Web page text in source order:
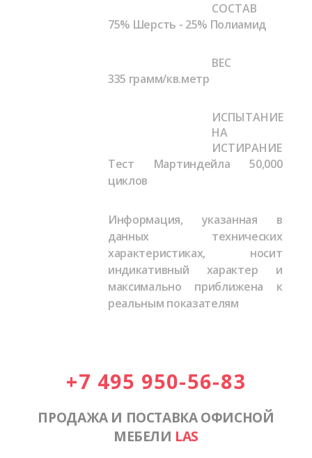
СОСТАВ
75% Шерсть - 25% Полиамид
ВЕС
335 грамм/кв.метр
ИСПЫТАНИЕ
НА
ИСТИРАНИЕ
Тест Мартиндейла50,000
циклов
Информация, указанная в
данных технических
характеристиках, носит
индикативный характер и
максимально приближена к
реальным показателям
+7 495 950-56-83
ПРОДАЖА И ПОСТАВКА ОФИСНОЙ
МЕБЕЛИ LAS